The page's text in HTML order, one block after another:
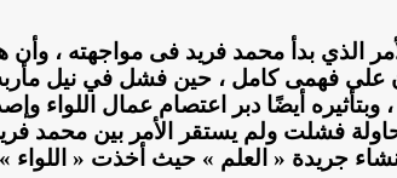
الذي بدأ محمد فريد فى مواجهته ،
فهمى كامل ، حين فشل في نيل مأربه
أيضًا دبر اعتصام عمال اللواء
فشلت ولم يستقر الأمر بين